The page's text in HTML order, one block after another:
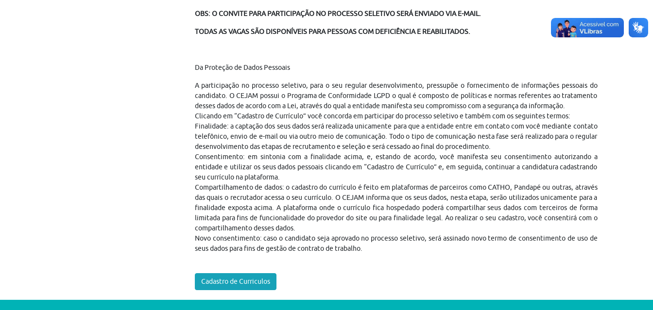
OBS: O CONVITE PARA PARTICIPAÇÃO NO PROCESSO SELETIVO SERÁ ENVIADO VIA E-MAIL.
TODAS AS VAGAS SÃO DISPONÍVEIS PARA PESSOAS COM DEFICIÊNCIA E REABILITADOS.
Da Proteção de Dados Pessoais
A participação no processo seletivo, para o seu regular desenvolvimento, pressupõe o fornecimento de informações pessoais do
candidato. O CEJAM possui o Programa de Conformidade LGPD o qual é composto de políticas e normas referentes ao tratamento
desses dados de acordo com a Lei, através do qual a entidade manifesta seu compromisso com a segurança da informação.
Clicando em “Cadastro de Currículo” você concorda em participar do processo seletivo e também com os seguintes termos:
Finalidade: a captação dos seus dados será realizada unicamente para que a entidade entre em contato com você mediante contato
telefônico, envio de e-mail ou via outro meio de comunicação. Todo o tipo de comunicação nesta fase será realizado para o regular
desenvolvimento das etapas de recrutamento e seleção e será cessado ao final do procedimento.
Consentimento: em sintonia com a finalidade acima, e, estando de acordo, você manifesta seu consentimento autorizando a
entidade e utilizar os seus dados pessoais clicando em “Cadastro de Currículo” e, em seguida, continuar a candidatura cadastrando
seu currículo na plataforma.
Compartilhamento de dados: o cadastro do currículo é feito em plataformas de parceiros como CATHO, Pandapé ou outras, através
das quais o recrutador acessa o seu currículo. O CEJAM informa que os seus dados, nesta etapa, serão utilizados unicamente para a
finalidade exposta acima. A plataforma onde o currículo fica hospedado poderá compartilhar seus dados com terceiros de forma
limitada para fins de funcionalidade do provedor do site ou para finalidade legal. Ao realizar o seu cadastro, você consentirá com o
compartilhamento desses dados.
Novo consentimento: caso o candidato seja aprovado no processo seletivo, será assinado novo termo de consentimento de uso de
seus dados para fins de gestão de contrato de trabalho.
Cadastro de Curriculos